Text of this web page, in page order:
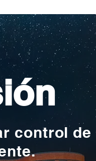
una educación que
desarrolla todos los
talentos
control de